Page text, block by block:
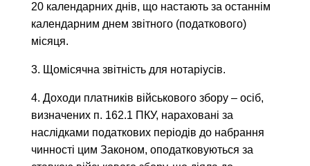
20 календарних днів, що настають за останнім
календарним днем звітного (податкового)
місяця.
3. Щомісячна звітність для нотаріусів.
4. Доходи платників військового збору – осіб,
визначених п. 162.1 ПКУ, нараховані за
наслідками податкових періодів до набрання
чинності цим Законом, оподатковуються за